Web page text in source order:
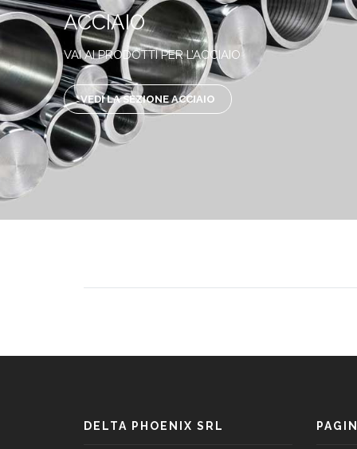
ACCIAIO
VAI AI PRODOTTI PER L’ACCIAIO
VEDI LA SEZIONE ACCIAIO
DELTA PHOENIX SRL